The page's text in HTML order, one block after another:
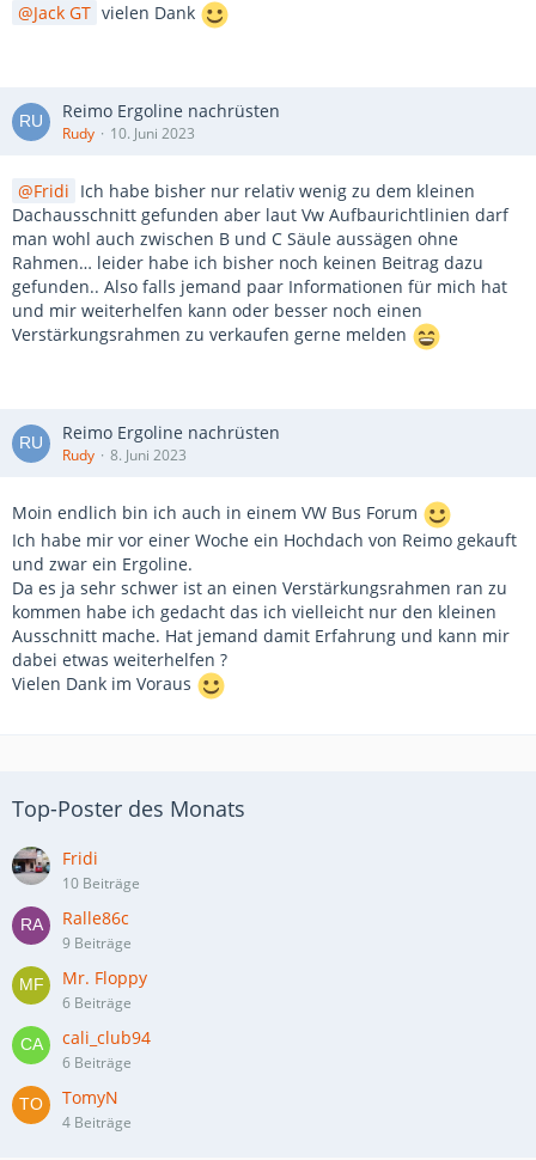
Jack GT vielen Dank
Reimo Ergoline nachrüsten
Rudy 10. Juni 2023
Fridi Ich habe bisher nur relativ wenig zu dem kleinen
Dachausschnitt gefunden aber laut Vw Aufbaurichtlinien darf
man wohl auch zwischen B und C Säule aussägen ohne
Rahmen… leider habe ich bisher noch keinen Beitrag dazu
gefunden.. Also falls jemand paar Informationen für mich hat
und mir weiterhelfen kann oder besser noch einen
Verstärkungsrahmen zu verkaufen gerne melden
Reimo Ergoline nachrüsten
Rudy 8. Juni 2023
Moin endlich bin ich auch in einem VW Bus Forum
Ich habe mir vor einer Woche ein Hochdach von Reimo gekauft
und zwar ein Ergoline.
Da es ja sehr schwer ist an einen Verstärkungsrahmen ran zu
kommen habe ich gedacht das ich vielleicht nur den kleinen
Ausschnitt mache. Hat jemand damit Erfahrung und kann mir
dabei etwas weiterhelfen ?
Vielen Dank im Voraus
Top-Poster des Monats
Fridi
10 Beiträge
Ralle86c
9 Beiträge
Mr. Floppy
6 Beiträge
cali_club94
6 Beiträge
TomyN
4 Beiträge